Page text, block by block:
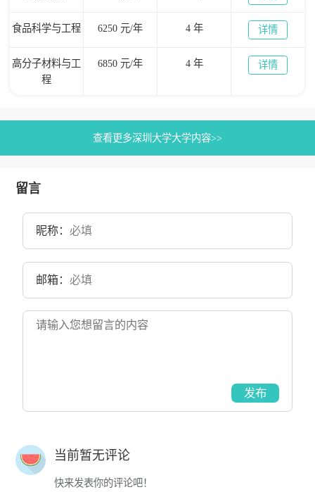
食品科学与工程 6250 元/年 4 年 详情
高分子材料与工
程
6850 元/年 4 年 详情
查看更多深圳大学大学内容>>
留言
昵称：
邮箱：
发布
当前暂无评论
快来发表你的评论吧！